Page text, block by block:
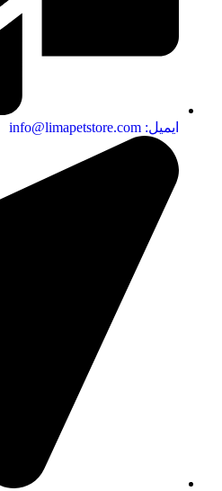
ایمیل: info@limapetstore.com